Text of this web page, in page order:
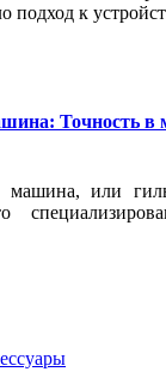
подход к
Точность в
машина, или